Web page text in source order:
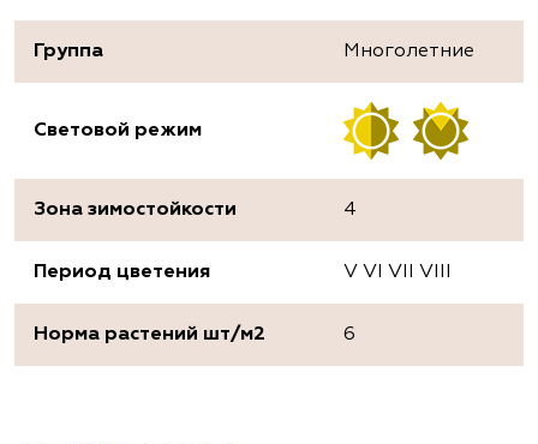
Группа Многолетние
Световой режим
Зона зимостойкости 4
Период цветения V VI VII VIII
Норма растений шт/м2 6